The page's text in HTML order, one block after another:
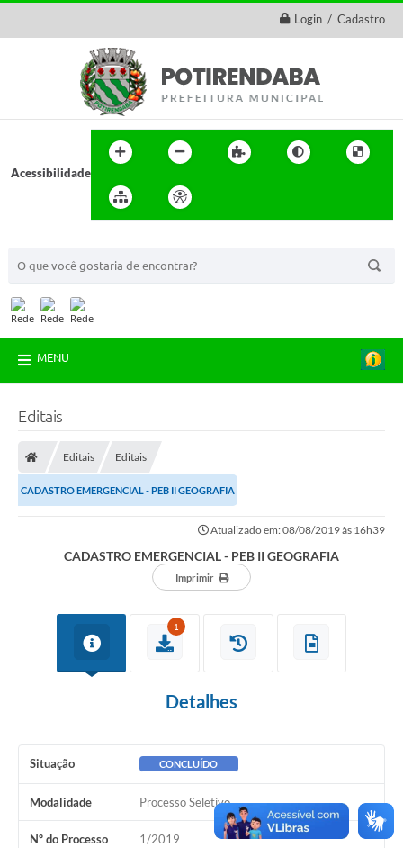
Login / Cadastro
Acessibilidade
MENU
Editais
Editais Editais
CADASTRO EMERGENCIAL - PEB II GEOGRAFIA
Atualizado em: 08/08/2019 às 16h39
CADASTRO EMERGENCIAL - PEB II GEOGRAFIA
Imprimir
1
Detalhes
Situação CONCLUÍDO
Modalidade Processo Seletivo
Nº do Processo 1/2019